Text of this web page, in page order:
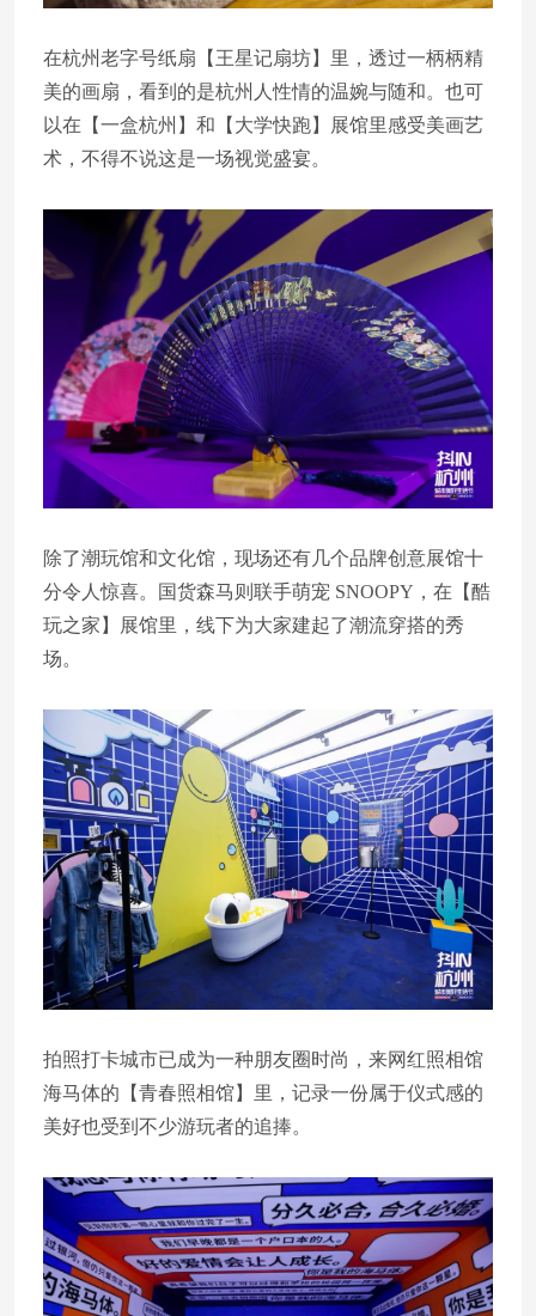
在杭州老字号纸扇【王星记扇坊】里，透过一柄柄精
美的画扇，看到的是杭州人性情的温婉与随和。也可
以在【一盒杭州】和【大学快跑】展馆里感受美画艺
术，不得不说这是一场视觉盛宴。
除了潮玩馆和文化馆，现场还有几个品牌创意展馆十
分令人惊喜。国货森马则联手萌宠 SNOOPY，在【酷
玩之家】展馆里，线下为大家建起了潮流穿搭的秀
场。
拍照打卡城市已成为一种朋友圈时尚，来网红照相馆
海马体的【青春照相馆】里，记录一份属于仪式感的
美好也受到不少游玩者的追捧。